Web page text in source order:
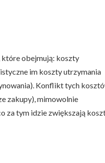
które obejmują: koszty
im koszty utrzymania
Konflikt tych
zakupy), mimowolnie
za tym idzie zwiększają